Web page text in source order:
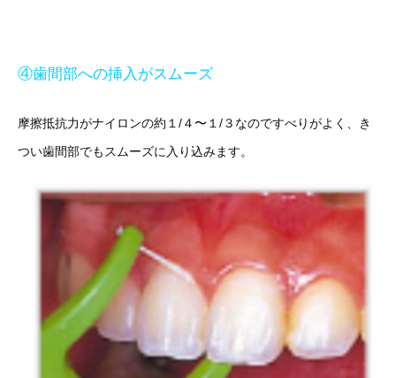
④歯間部への挿入がスムーズ
摩擦抵抗力がナイロンの約１/４〜１/３なのですべりがよく、き
つい歯間部でもスムーズに入り込みます。